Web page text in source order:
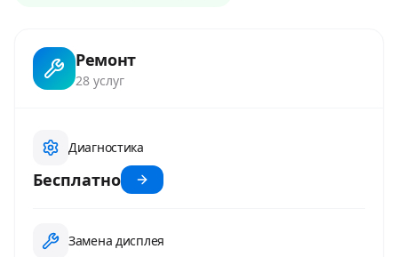
Ремонт
28 услуг
Диагностика
Бесплатно
Замена дисплея